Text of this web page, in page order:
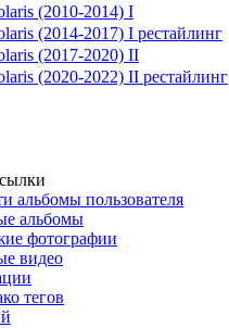
(2010-2014) I
(2014-2017) I рестайлинг
(2017-2020) II
(2020-2022) II рестайлинг
альбомы пользователя
альбомы
фотографии
видео
тегов